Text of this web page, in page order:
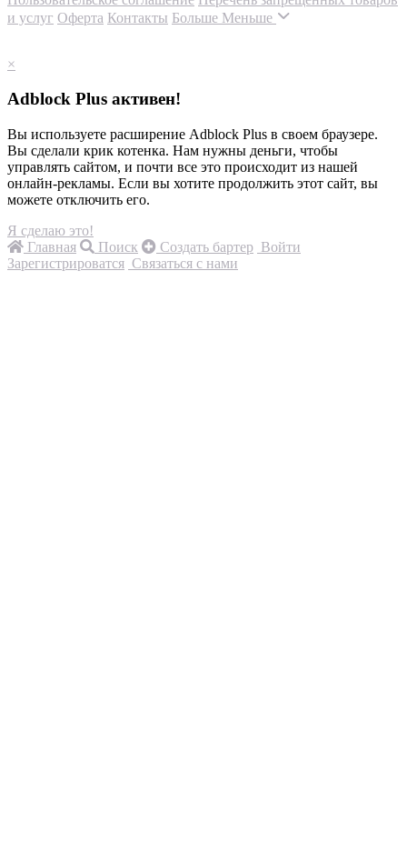
и услуг Оферта Контакты Больше Меньше
×
Adblock Plus активен!
Вы используете расширение Adblock Plus в своем браузере.
Вы сделали крик котенка. Нам нужны деньги, чтобы
управлять сайтом, и почти все это происходит из нашей
онлайн-рекламы. Если вы хотите продолжить этот сайт, вы
можете отключить его.
Я сделаю это!
Главная
Поиск Создать бартер Войти
Зарегистрироватся Связаться с нами